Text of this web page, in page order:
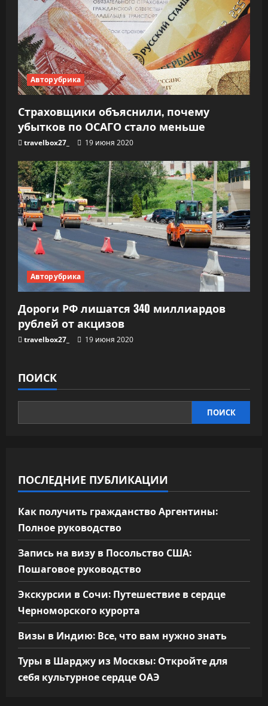
м
Авторубрика
Страховщики объяснили, почему
убытков по ОСАГО стало меньше
travelbox27_ 19 июня 2020
Авторубрика
Дороги РФ лишатся 340 миллиардов
рублей от акцизов
travelbox27_ 19 июня 2020
ПОИСК
ПОИСК
ПОСЛЕДНИЕ ПУБЛИКАЦИИ
Как получить гражданство Аргентины:
Полное руководство
Запись на визу в Посольство США:
Пошаговое руководство
Экскурсии в Сочи: Путешествие в сердце
Черноморского курорта
Визы в Индию: Все, что вам нужно знать
Туры в Шарджу из Москвы: Откройте для
себя культурное сердце ОАЭ